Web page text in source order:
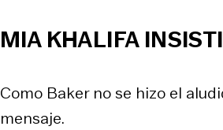
MIA KHALIFA
Como Baker no se hizo el
mensaje.